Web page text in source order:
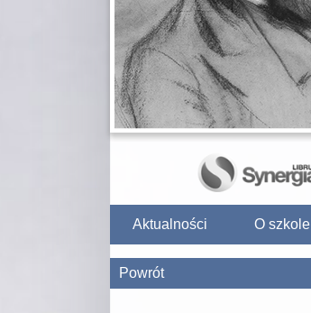
Aktualności O szkole
Powrót